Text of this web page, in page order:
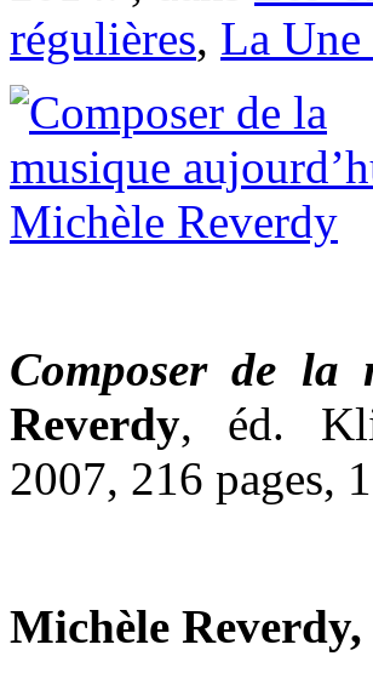
régulières, La
Composer de la
Reverdy, éd.
2007, 216 pages,
Michèle